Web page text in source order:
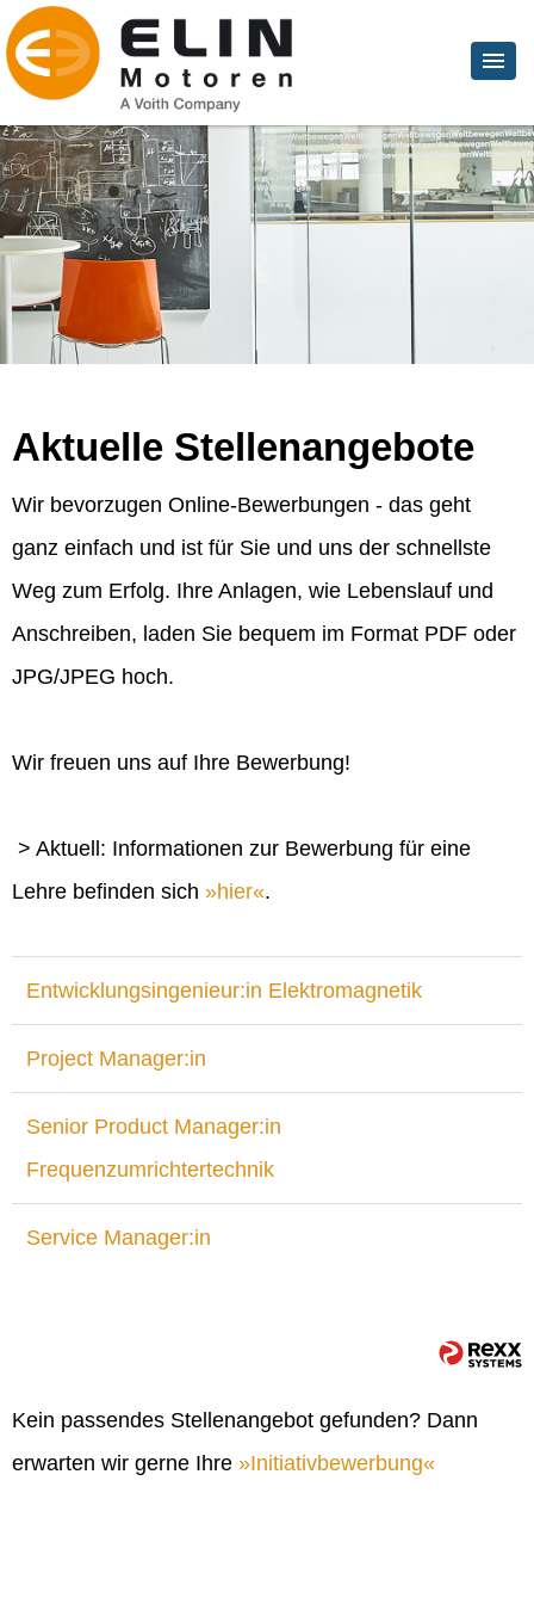
Aktuelle Stellenangebote
Wir bevorzugen Online-Bewerbungen - das geht
ganz einfach und ist für Sie und uns der schnellste
Weg zum Erfolg. Ihre Anlagen, wie Lebenslauf und
Anschreiben, laden Sie bequem im Format PDF oder
JPG/JPEG hoch.
Wir freuen uns auf Ihre Bewerbung!
> Aktuell: Informationen zur Bewerbung für eine
Lehre befinden sich
hier .
Entwicklungsingenieur:in Elektromagnetik
Project Manager:in
Senior Product Manager:in
Frequenzumrichtertechnik
Service Manager:in
Kein passendes Stellenangebot gefunden? Dann
erwarten wir gerne Ihre
Initiativbewerbung